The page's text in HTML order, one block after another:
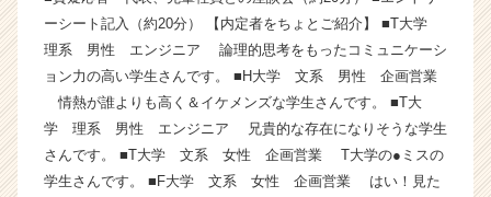
|
ベ
ン
チ
成
長
ーシート記入（約20分） 【内定者をちょとご紹介】 ■T大学
理系 男性 エンジニア 論理的思考をもったコミュニケーシ
ョン力の高い学生さんです。 ■H大学 文系 男性 企画営業
情熱が誰よりも高く＆イケメンズな学生さんです。 ■T大
学 理系 男性 エンジニア 兄貴的な存在になりそうな学生
さんです。 ■T大学 文系 女性 企画営業 T大学の●ミスの
学生さんです。 ■F大学 文系 女性 企画営業 はい！見た